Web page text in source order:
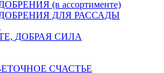
(в ассортименте)
ДЛЯ РАССАДЫ
ДОБРАЯ СИЛА
СЧАСТЬЕ